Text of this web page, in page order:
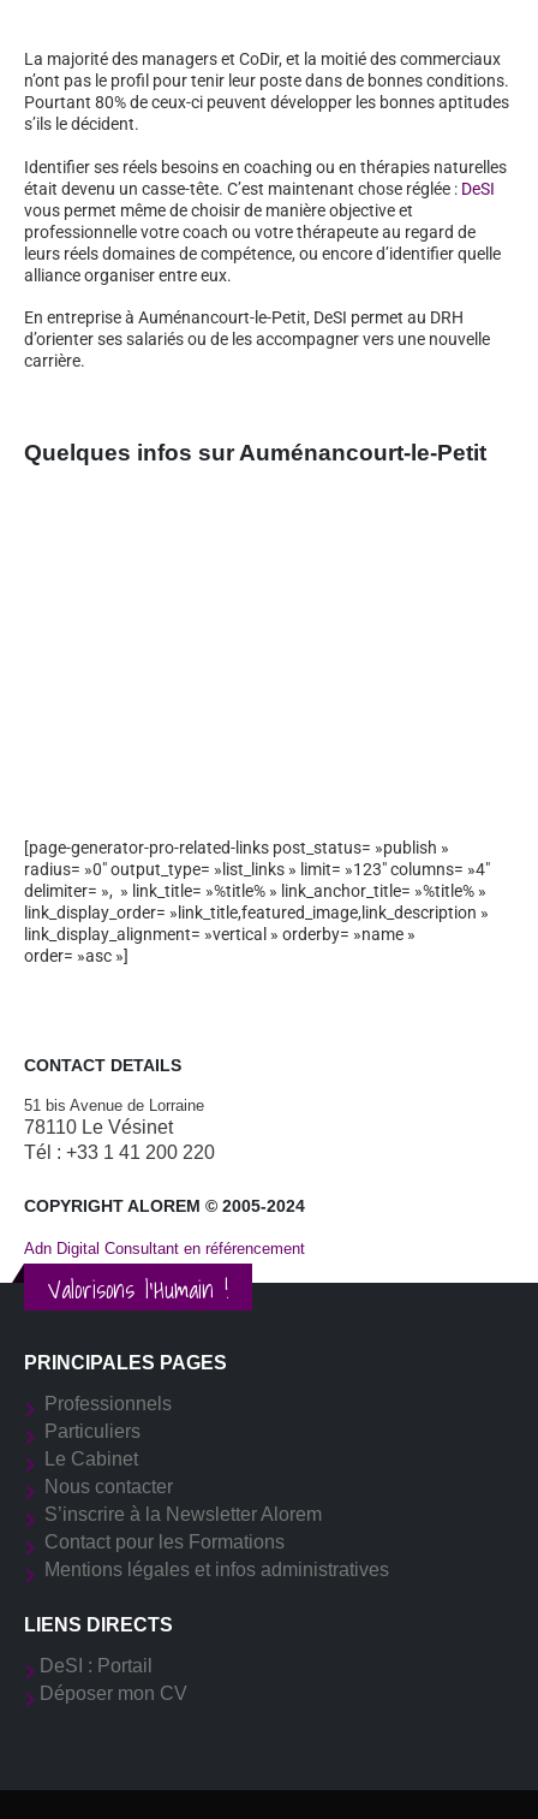
La majorité des managers et CoDir, et la moitié des commerciaux
n’ont pas le profil pour tenir leur poste dans de bonnes conditions.
Pourtant 80% de ceux-ci peuvent développer les bonnes aptitudes
s’ils le décident.
Identifier ses réels besoins en coaching ou en thérapies naturelles
était devenu un casse-tête. C’est maintenant chose réglée : DeSI
vous permet même de choisir de manière objective et
professionnelle votre coach ou votre thérapeute au regard de
leurs réels domaines de compétence, ou encore d’identifier quelle
alliance organiser entre eux.
En entreprise à Auménancourt-le-Petit, DeSI permet au DRH
d’orienter ses salariés ou de les accompagner vers une nouvelle
carrière.
Quelques infos sur Auménancourt-le-Petit
[page-generator-pro-related-links post_status= »publish »
radius= »0″ output_type= »list_links » limit= »123″ columns= »4″
delimiter= », » link_title= »%title% » link_anchor_title= »%title% »
link_display_order= »link_title,featured_image,link_description »
link_display_alignment= »vertical » orderby= »name »
order= »asc »]
CONTACT DETAILS
51 bis Avenue de Lorraine
78110 Le Vésinet
Tél : +33 1 41 200 220
COPYRIGHT ALOREM © 2005-2024
Adn Digital Consultant en référencement
Valorisons l'Humain !
PRINCIPALES PAGES
Professionnels
Particuliers
Le Cabinet
Nous contacter
S’inscrire à la Newsletter Alorem
Contact pour les Formations
Mentions légales et infos administratives
LIENS DIRECTS
DeSI : Portail
Déposer mon CV